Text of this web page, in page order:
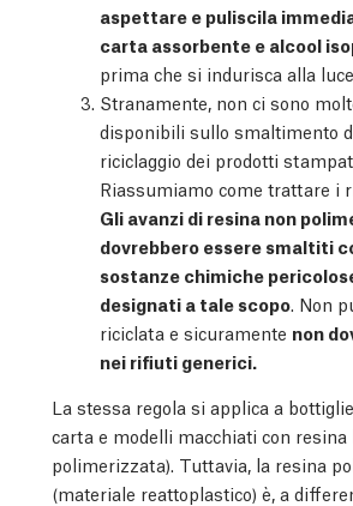
aspettare e puliscila
carta assorbente e alcool
prima che si indurisca alla
Stranamente, non ci sono
disponibili sullo smaltimento
riciclaggio dei prodotti
Riassumiamo come trattare i
Gli avanzi di resina non
dovrebbero essere smaltiti
sostanze chimiche
designati a tale scopo . Non
riciclata e sicuramente non
nei rifiuti generici.
La stessa regola si applica a
carta e modelli macchiati con resina
polimerizzata). Tuttavia, la resina
(materiale reattoplastico) è, a